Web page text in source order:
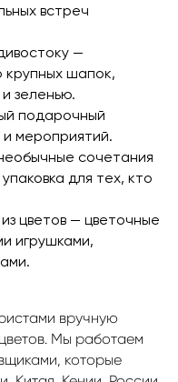
встреч
—
крупных шапок,
зеленью.
подарочный
мероприятий.
сочетания
для тех, кто
цветов — цветочные
игрушками,
вручную
Мы работаем
которые